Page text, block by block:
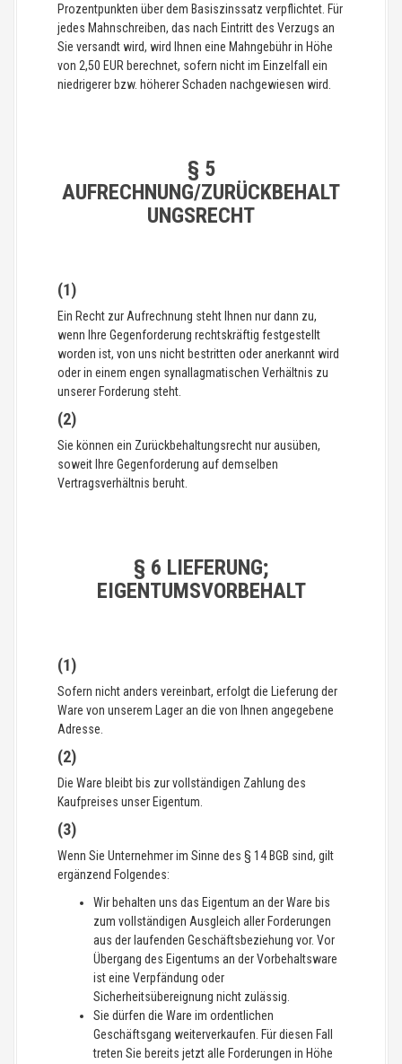
Prozentpunkten über dem Basiszinssatz verpflichtet. Für
jedes Mahnschreiben, das nach Eintritt des Verzugs an
Sie versandt wird, wird Ihnen eine Mahngebühr in Höhe
von 2,50 EUR berechnet, sofern nicht im Einzelfall ein
niedrigerer bzw. höherer Schaden nachgewiesen wird.
§ 5
AUFRECHNUNG/ZURÜCKBEHALT
UNGSRECHT
(1)
Ein Recht zur Aufrechnung steht Ihnen nur dann zu,
wenn Ihre Gegenforderung rechtskräftig festgestellt
worden ist, von uns nicht bestritten oder anerkannt wird
oder in einem engen synallagmatischen Verhältnis zu
unserer Forderung steht.
(2)
Sie können ein Zurückbehaltungsrecht nur ausüben,
soweit Ihre Gegenforderung auf demselben
Vertragsverhältnis beruht.
§ 6 LIEFERUNG;
EIGENTUMSVORBEHALT
(1)
Sofern nicht anders vereinbart, erfolgt die Lieferung der
Ware von unserem Lager an die von Ihnen angegebene
Adresse.
(2)
Die Ware bleibt bis zur vollständigen Zahlung des
Kaufpreises unser Eigentum.
(3)
Wenn Sie Unternehmer im Sinne des § 14 BGB sind, gilt
ergänzend Folgendes:
Wir behalten uns das Eigentum an der Ware bis
zum vollständigen Ausgleich aller Forderungen
aus der laufenden Geschäftsbeziehung vor. Vor
Übergang des Eigentums an der Vorbehaltsware
ist eine Verpfändung oder
Sicherheitsübereignung nicht zulässig.
Sie dürfen die Ware im ordentlichen
Geschäftsgang weiterverkaufen. Für diesen Fall
treten Sie bereits jetzt alle Forderungen in Höhe